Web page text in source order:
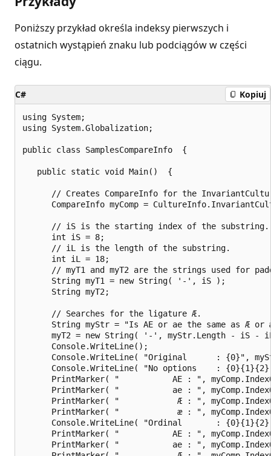
Poniższy przykład określa indeksy pierwszych i
ostatnich wystąpień znaku lub podciągów w części
ciągu.
C# Kopiuj
using System;
using System.Globalization;
public class SamplesCompareInfo  {
   public static void Main()  {
// Creates CompareInfo for the
CompareInfo myComp =
      // iS is the starting index of the substring.
      int iS = 8;
      // iL is the length of the substring.
      int iL = 18;
// myT1 and myT2 are the strings used for
      String myT1 = new String( '-', iS );
      String myT2;
      // Searches for the ligature Æ.
String myStr = "Is AE or ae the same as Æ or
myT2 = new String( '-', myStr.Length - iS -
      Console.WriteLine();
Console.WriteLine( "Original      : {0}",
Console.WriteLine( "No options    :
PrintMarker( "           AE : ",
PrintMarker( "           ae : ",
PrintMarker( "            Æ : ",
PrintMarker( "            æ : ",
Console.WriteLine( "Ordinal       :
PrintMarker( "           AE : ",
PrintMarker( "           ae : ",